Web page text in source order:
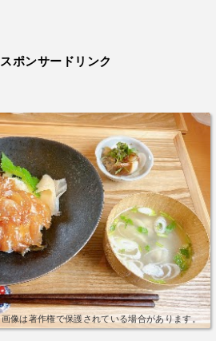
スポンサードリンク
画像は著作権で保護されている場合があります。